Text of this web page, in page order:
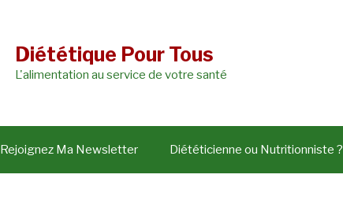
Diététique Pour Tous
L'alimentation au service de votre santé
Rejoignez Ma Newsletter Diététicienne ou Nutritionniste ?